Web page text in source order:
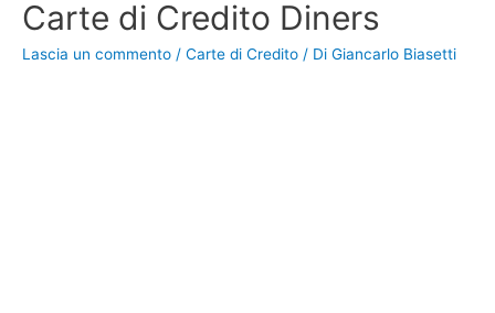
Carte di Credito Diners
Lascia un commento / Carte di Credito / Di Giancarlo Biasetti